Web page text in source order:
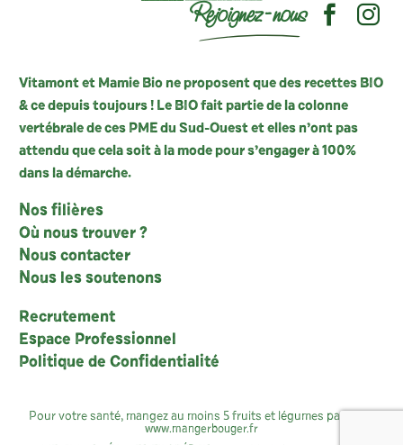
Rejoignez-nous
Vitamont et Mamie Bio ne proposent que des recettes BIO
& ce depuis toujours ! Le BIO fait partie de la colonne
vertébrale de ces PME du Sud-Ouest et elles n’ont pas
attendu que cela soit à la mode pour s’engager à 100%
dans la démarche.
Nos filières
Où nous trouver ?
Nous contacter
Nous les soutenons
Recrutement
Espace Professionnel
Politique de Confidentialité
Pour votre santé, mangez au moins 5 fruits et légumes par jour :
www.mangerbouger.fr